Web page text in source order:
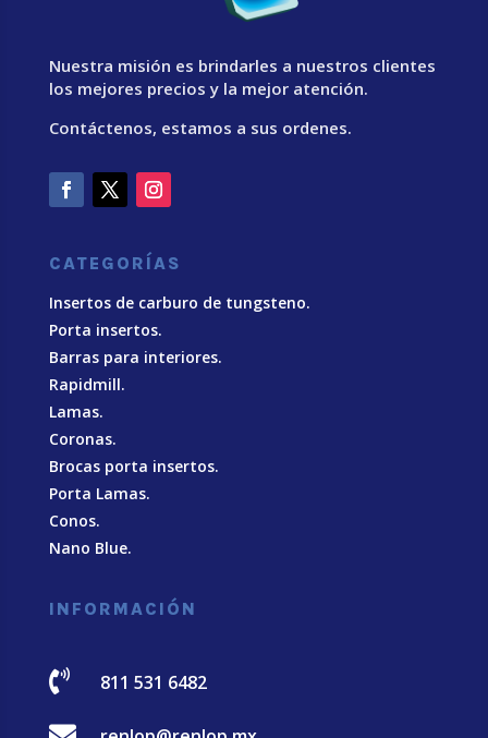
Nuestra misión es brindarles a nuestros clientes
los mejores precios y la mejor atención.
Contáctenos, estamos a sus ordenes.
CATEGORÍAS
Insertos de carburo de tungsteno.
Porta insertos.
Barras para interiores.
Rapidmill.
Lamas.
Coronas.
Brocas porta insertos.
Porta Lamas.
Conos.
Nano Blue.
INFORMACIÓN
 811 531 6482